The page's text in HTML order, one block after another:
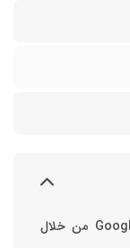
هذا التطبيق الرائع يتم تحميل من Google Play من خلال